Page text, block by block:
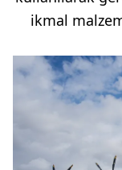
ikmal